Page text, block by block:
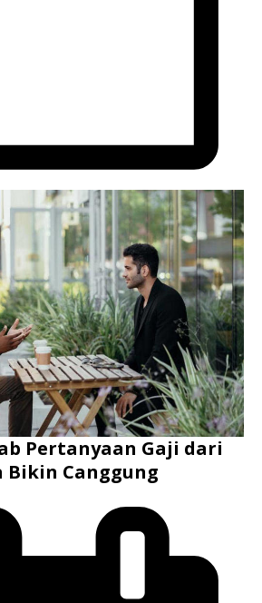
Pertanyaan Gaji dari
Bikin Canggung